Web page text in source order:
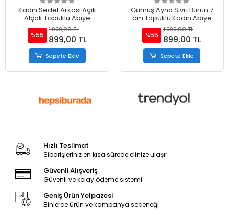
Kadın Sedef Arkası Açık
Alçak Topuklu Abiye
Ayakkabı
%55
1.999,00 TL
899,00 TL
Sepete Ekle
Gümüş Ayna Sivri Burun 7
cm Topuklu Kadın Abiye
Ayakkabı
%55
1.999,00 TL
899,00 TL
Sepete Ekle
Hızlı Teslimat
Siparişleriniz en kısa sürede elinize ulaşır.
Güvenli Alışveriş
Güvenli ve kolay ödeme sistemi
Geniş Ürün Yelpazesi
Binlerce ürün ve kampanya seçeneği